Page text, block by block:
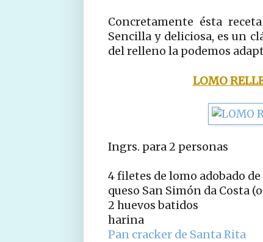
Concretamente ésta
Sencilla y deliciosa, es un
del relleno la podemos
LOMO
Ingrs. para 2 personas
4 filetes de lomo adobado
queso San Simón da Costa
2 huevos batidos
harina
Pan cracker de Santa Rita